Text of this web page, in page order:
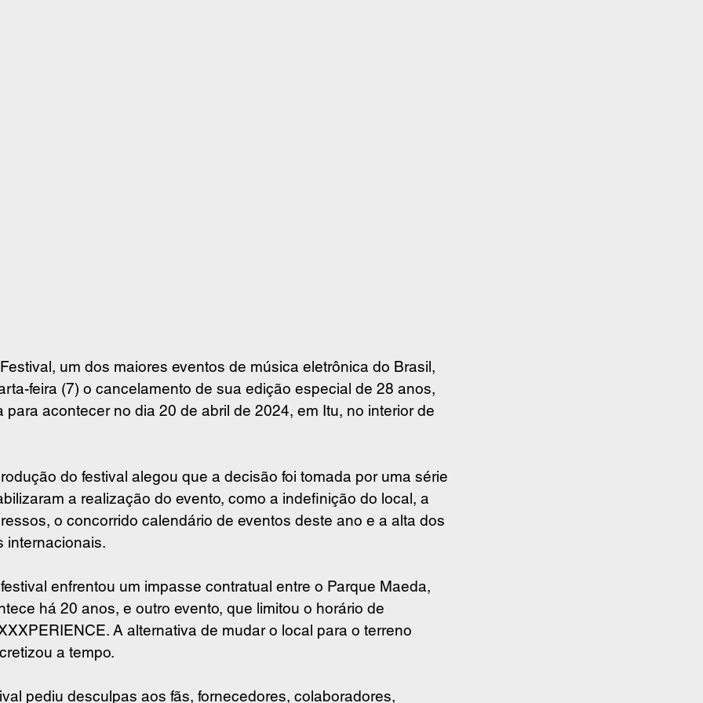
um dos maiores eventos de música eletrônica do Brasil,
feira (7) o cancelamento de sua edição especial de 28 anos,
para acontecer no dia 20 de abril de 2024, em Itu, no interior de
do festival alegou que a decisão foi tomada por uma série
a realização do evento, como a indefinição do local, a
o concorrido calendário de eventos deste ano e a alta dos
internacionais.
enfrentou um impasse contratual entre o Parque Maeda,
há 20 anos, e outro evento, que limitou o horário de
A alternativa de mudar o local para o terreno
a tempo.
pediu desculpas aos fãs, fornecedores, colaboradores,